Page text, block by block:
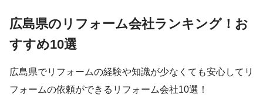
広島県のリフォーム会社ランキング！お
すすめ10選
広島県でリフォームの経験や知識が少なくても安心してリ
フォームの依頼ができるリフォーム会社10選！